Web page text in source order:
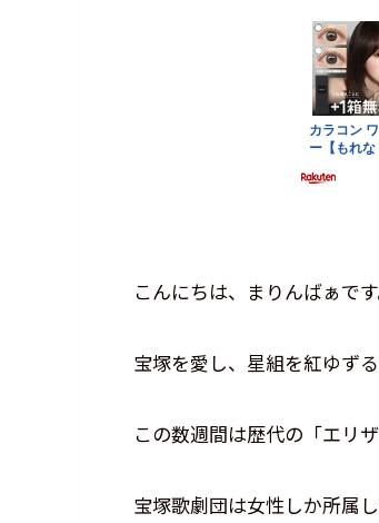
こんにちは、まりんばぁです
宝塚を愛し、星組を紅ゆず
この数週間は歴代の「エリ
宝塚歌劇団は女性しか所属